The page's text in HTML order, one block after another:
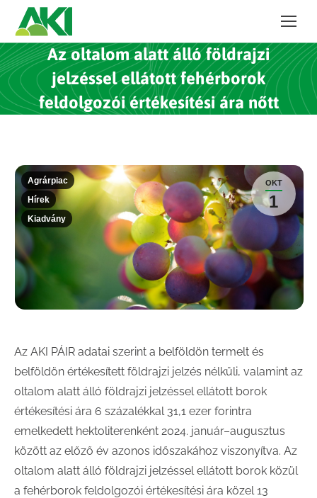
Az oltalom alatt álló földrajzi
jelzéssel ellátott fehérborok
feldolgozói értékesítési ára nőtt
OKT
1
Agrárpiac
Hírek
Kiadvány
Az AKI PÁIR adatai szerint a belföldön termelt és
belföldön értékesített földrajzi jelzés nélküli, valamint az
oltalom alatt álló földrajzi jelzéssel ellátott borok
értékesítési ára 6 százalékkal 31,1 ezer forintra
emelkedett hektoliterenként 2024. január–augusztus
között az előző év azonos időszakához viszonyítva. Az
oltalom alatt álló földrajzi jelzéssel ellátott borok közül
a fehérborok feldolgozói értékesítési ára közel 13